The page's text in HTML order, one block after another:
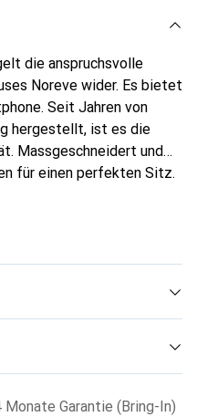
die anspruchsvolle
Noreve wider. Es bietet
Seit Jahren von
hergestellt, ist es die
Massgeschneidert und
für einen perfekten Sitz.
ist international für ihre
Monate Garantie (Bring-In)